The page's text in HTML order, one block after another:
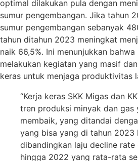
optimal dilakukan pula dengan
sumur pengembangan. Jika tahun
sumur pengembangan sebanyak
tahun ditahun 2023 meningkat
naik 66,5%. Ini menunjukkan bahwa
melakukan kegiatan yang masif
keras untuk menjaga produktivitas
“Kerja keras SKK Migas dan
tren produksi minyak dan gas
membaik, yang ditandai
yang bisa yang di tahun 2023
dibandingkan laju decline rate
hingga 2022 yang rata-rata